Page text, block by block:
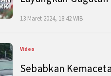
13 Maret 2024, 18:42 WIB
Video
Sebabkan